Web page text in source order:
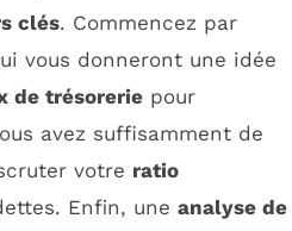
clés. Commencez par
vous donneront une idée
de trésorerie pour
avez suffisamment de
votre ratio
Enfin, une analyse de